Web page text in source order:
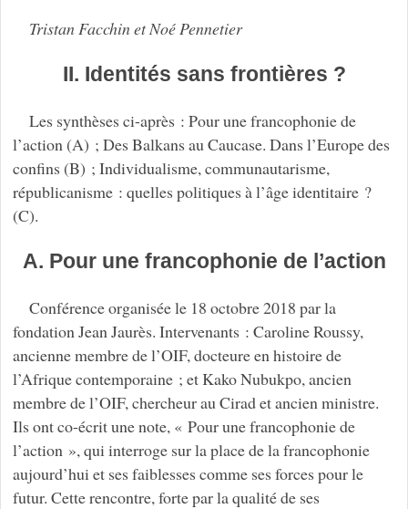
Tristan Facchin et Noé Pennetier
II. Identités sans frontières ?
Les synthèses ci-après : Pour une francophonie de
l’action (A) ; Des Balkans au Caucase. Dans l’Europe des
confins (B) ; Individualisme, communautarisme,
républicanisme : quelles politiques à l’âge identitaire ?
(C).
A. Pour une francophonie de l’action
Conférence organisée le 18 octobre 2018 par la
fondation Jean Jaurès. Intervenants : Caroline Roussy,
ancienne membre de l’OIF, docteure en histoire de
l’Afrique contemporaine ; et Kako Nubukpo, ancien
membre de l’OIF, chercheur au Cirad et ancien ministre.
Ils ont co-écrit une note, « Pour une francophonie de
l’action », qui interroge sur la place de la francophonie
aujourd’hui et ses faiblesses comme ses forces pour le
futur. Cette rencontre, forte par la qualité de ses